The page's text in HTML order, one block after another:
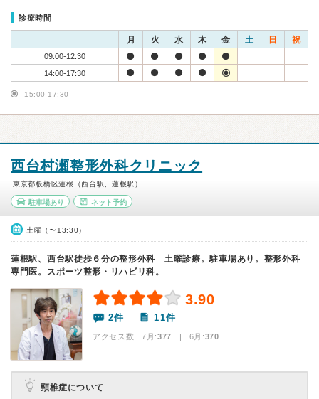
診療時間
月 火 水 木 金 土 日 祝
09:00-12:30
14:00-17:30
15:00-17:30
西台村瀬整形外科クリニック
東京都板橋区蓮根（西台駅、蓮根駅）
駐車場あり ネット予約
土曜（〜13:30）
蓮根駅、西台駅徒歩６分の整形外科 土曜診療。駐車場あり。整形外科
専門医。スポーツ整形・リハビリ科。
3.90
2件 11件
アクセス数 7月:377 | 6月:370
頸椎症について